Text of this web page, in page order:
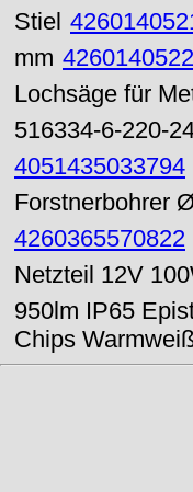
Stiel
mm
Lochsäge für
516334-6-220-
4051435033794
Forstnerbohrer
4260365570822
Netzteil 12V
950lm IP65
Chips